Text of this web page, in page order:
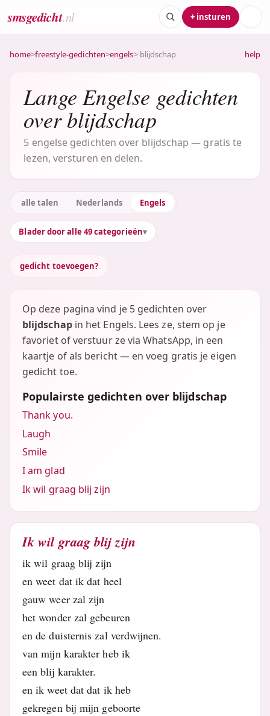
smsgedicht.nl + insturen
home>freestyle-gedichten>engels> blijdschap help
Lange Engelse gedichten
over blijdschap
5 engelse gedichten over blijdschap — gratis te
lezen, versturen en delen.
alle talen Nederlands Engels
Blader door alle 49 categorieën
gedicht toevoegen?
Op deze pagina vind je 5 gedichten over
blijdschapin het Engels. Lees ze, stem op je
favoriet of verstuur ze via WhatsApp, in een
kaartje of als bericht — en voeg gratis je eigen
gedicht toe.
Populairste gedichten over blijdschap
Thank you.
Laugh
Smile
I am glad
Ik wil graag blij zijn
Ik wil graag blij zijn
ik wil graag blij zijn
en weet dat ik dat heel
gauw weer zal zijn
het wonder zal gebeuren
en de duisternis zal verdwijnen.
van mijn karakter heb ik
een blij karakter.
en ik weet dat dat ik heb
gekregen bij mijn geboorte